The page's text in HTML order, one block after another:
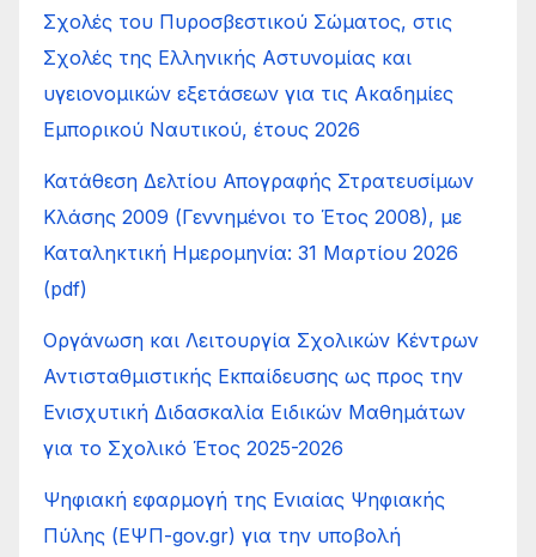
Σχολές του Πυροσβεστικού Σώματος, στις
Σχολές της Ελληνικής Αστυνομίας και
υγειονομικών εξετάσεων για τις Ακαδημίες
Εμπορικού Ναυτικού, έτους 2026
Κατάθεση Δελτίου Απογραφής Στρατευσίμων
Κλάσης 2009 (Γεννημένοι το Έτος 2008), με
Καταληκτική Ημερομηνία: 31 Μαρτίου 2026
(pdf)
Οργάνωση και Λειτουργία Σχολικών Κέντρων
Αντισταθμιστικής Εκπαίδευσης ως προς την
Ενισχυτική Διδασκαλία Ειδικών Μαθημάτων
για το Σχολικό Έτος 2025-2026
Ψηφιακή εφαρμογή της Ενιαίας Ψηφιακής
Πύλης (ΕΨΠ-gov.gr) για την υποβολή